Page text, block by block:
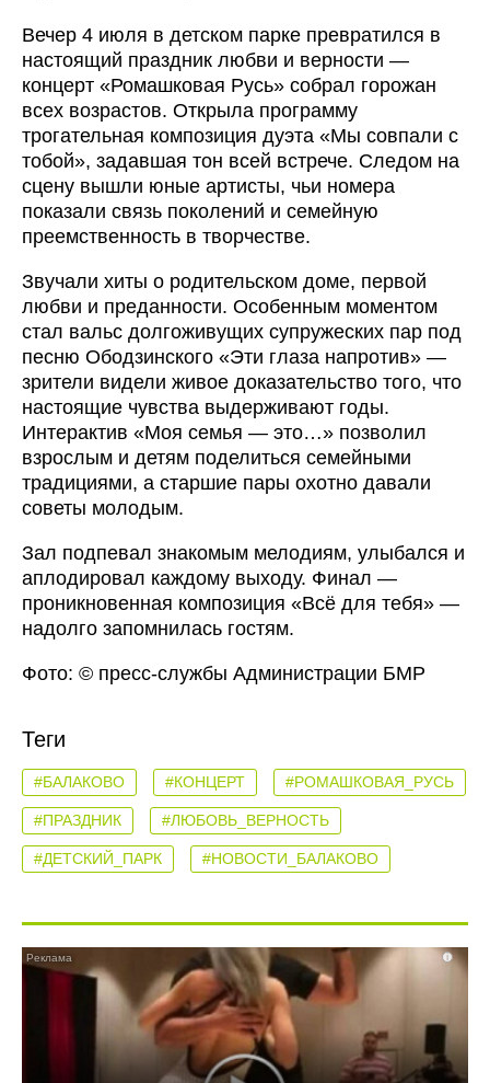
Вечер 4 июля в детском парке превратился в
настоящий праздник любви и верности —
концерт «Ромашковая Русь» собрал горожан
всех возрастов. Открыла программу
трогательная композиция дуэта «Мы совпали с
тобой», задавшая тон всей встрече. Следом на
сцену вышли юные артисты, чьи номера
показали связь поколений и семейную
преемственность в творчестве.
Звучали хиты о родительском доме, первой
любви и преданности. Особенным моментом
стал вальс долгоживущих супружеских пар под
песню Ободзинского «Эти глаза напротив» —
зрители видели живое доказательство того, что
настоящие чувства выдерживают годы.
Интерактив «Моя семья — это…» позволил
взрослым и детям поделиться семейными
традициями, а старшие пары охотно давали
советы молодым.
Зал подпевал знакомым мелодиям, улыбался и
аплодировал каждому выходу. Финал —
проникновенная композиция «Всё для тебя» —
надолго запомнилась гостям.
Фото: © пресс-службы Администрации БМР
Теги
#БАЛАКОВО #КОНЦЕРТ #РОМАШКОВАЯ_РУСЬ
#ПРАЗДНИК #ЛЮБОВЬ_ВЕРНОСТЬ
#ДЕТСКИЙ_ПАРК #НОВОСТИ_БАЛАКОВО
i